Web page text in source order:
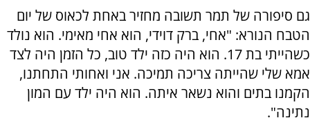
גם סיפורה של תמר תשובה מחזיר באחת לכאוס של יום
הטבח הנורא: "אחי, ברק דוידי, הוא אחי מאימי. הוא נולד
כשהייתי בת 17. הוא היה כזה ילד טוב, כל הזמן היה לצד
אמא שלי שהייתה צריכה תמיכה. אני ואחותי התחתנו,
הקמנו בתים והוא נשאר איתה. הוא היה ילד עם המון
נתינה".